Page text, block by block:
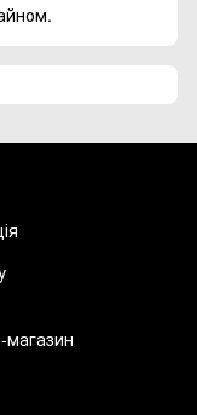
магазин